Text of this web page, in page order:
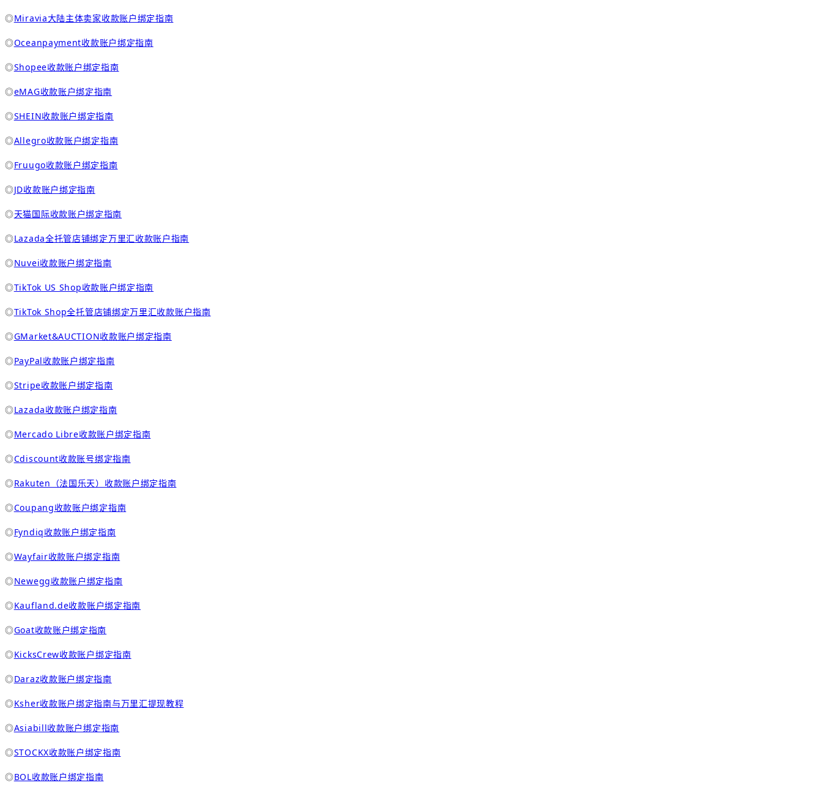
◎Miravia大陆主体卖家收款账户绑定指南
◎Oceanpayment收款账户绑定指南
◎Shopee收款账户绑定指南
◎eMAG收款账户绑定指南
◎SHEIN收款账户绑定指南
◎Allegro收款账户绑定指南
◎Fruugo收款账户绑定指南
◎JD收款账户绑定指南
◎天猫国际收款账户绑定指南
◎Lazada全托管店铺绑定万里汇收款账户指南
◎Nuvei收款账户绑定指南
◎TikTok US Shop收款账户绑定指南
◎TikTok Shop全托管店铺绑定万里汇收款账户指南
◎GMarket&AUCTION收款账户绑定指南
◎PayPal收款账户绑定指南
◎Stripe收款账户绑定指南
◎Lazada收款账户绑定指南
◎Mercado Libre收款账户绑定指南
◎Cdiscount收款账号绑定指南
◎Rakuten（法国乐天）收款账户绑定指南
◎Coupang收款账户绑定指南
◎Fyndiq收款账户绑定指南
◎Wayfair收款账户绑定指南
◎Newegg收款账户绑定指南
◎Kaufland.de收款账户绑定指南
◎Goat收款账户绑定指南
◎KicksCrew收款账户绑定指南
◎Daraz收款账户绑定指南
◎Ksher收款账户绑定指南与万里汇提现教程
◎Asiabill收款账户绑定指南
◎STOCKX收款账户绑定指南
◎BOL收款账户绑定指南